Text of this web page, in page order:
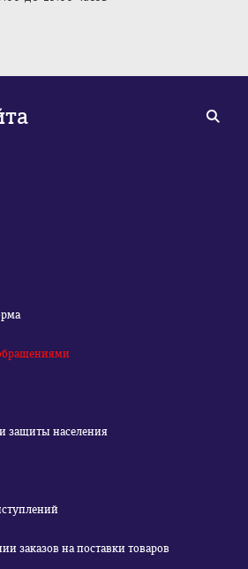
защиты населения
заказов на поставки товаров